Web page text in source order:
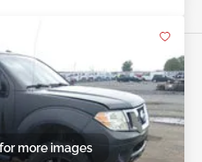
more images